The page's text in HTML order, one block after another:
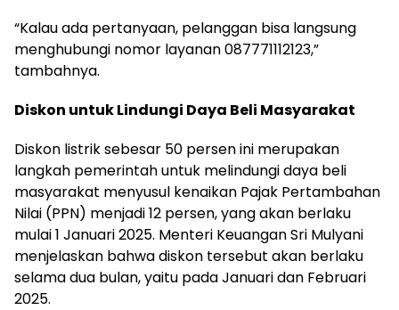
“Kalau ada pertanyaan, pelanggan bisa langsung
menghubungi nomor layanan 087771112123,”
tambahnya.
Diskon untuk Lindungi Daya Beli Masyarakat
Diskon listrik sebesar 50 persen ini merupakan
langkah pemerintah untuk melindungi daya beli
masyarakat menyusul kenaikan Pajak Pertambahan
Nilai (PPN) menjadi 12 persen, yang akan berlaku
mulai 1 Januari 2025. Menteri Keuangan Sri Mulyani
menjelaskan bahwa diskon tersebut akan berlaku
selama dua bulan, yaitu pada Januari dan Februari
2025.